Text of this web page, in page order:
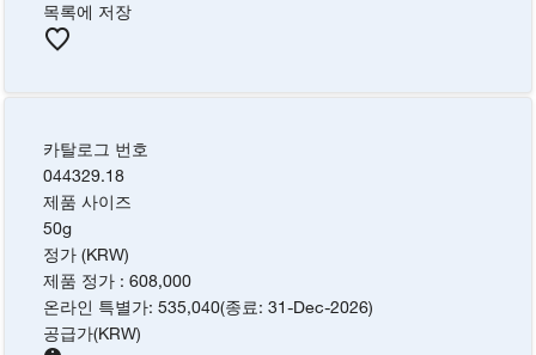
목록에 저장
카탈로그 번호
044329.18
제품 사이즈
50g
정가 (KRW)
제품 정가 :608,000
온라인 특별가:535,040(종료:31-Dec-2026)
공급가(KRW)